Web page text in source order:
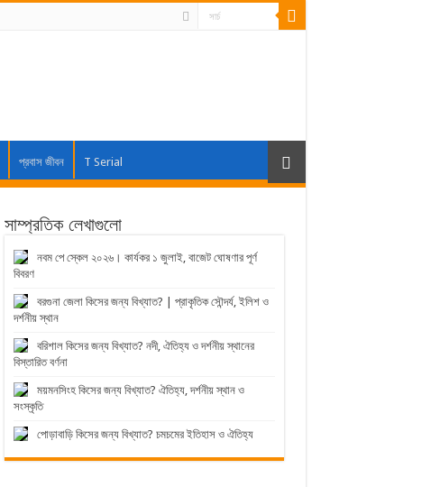
প্রবাস জীবন T Serial
সাম্প্রতিক লেখাগুলো
নবম পে স্কেল ২০২৬। কার্যকর ১ জুলাই, বাজেট ঘোষণার পূর্ণ
বিবরণ
বরগুনা জেলা কিসের জন্য বিখ্যাত? | প্রাকৃতিক সৌন্দর্য, ইলিশ ও
দর্শনীয় স্থান
বরিশাল কিসের জন্য বিখ্যাত? নদী, ঐতিহ্য ও দর্শনীয় স্থানের
বিস্তারিত বর্ণনা
ময়মনসিংহ কিসের জন্য বিখ্যাত? ঐতিহ্য, দর্শনীয় স্থান ও
সংস্কৃতি
পোড়াবাড়ি কিসের জন্য বিখ্যাত? চমচমের ইতিহাস ও ঐতিহ্য